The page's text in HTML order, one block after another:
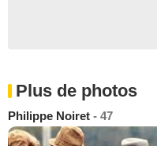
Plus de photos
Philippe Noiret - 47